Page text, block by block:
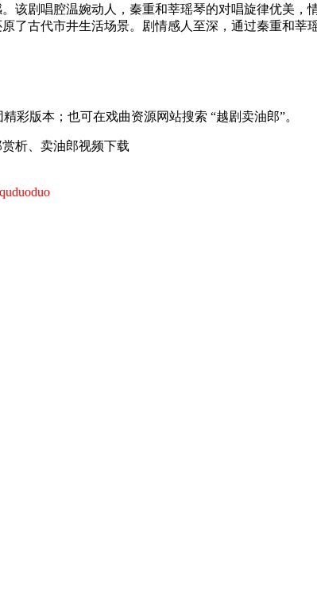
该剧唱腔温婉动人，秦重和莘瑶琴的对唱旋律优美，
了古代市井生活场景。剧情感人至深，通过秦重和
彩版本；也可在戏曲资源网站搜索 “越剧卖油郎”。
析、卖油郎视频下载